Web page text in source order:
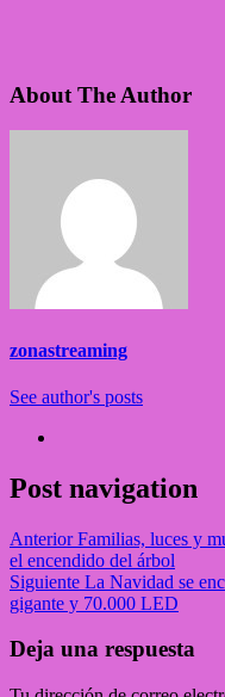
About The Author
zonastreaming
See author's posts
Post navigation
AnteriorFamilias, luces y
el encendido del árbol
Siguiente La Navidad se
gigante y 70.000 LED
Deja una respuesta